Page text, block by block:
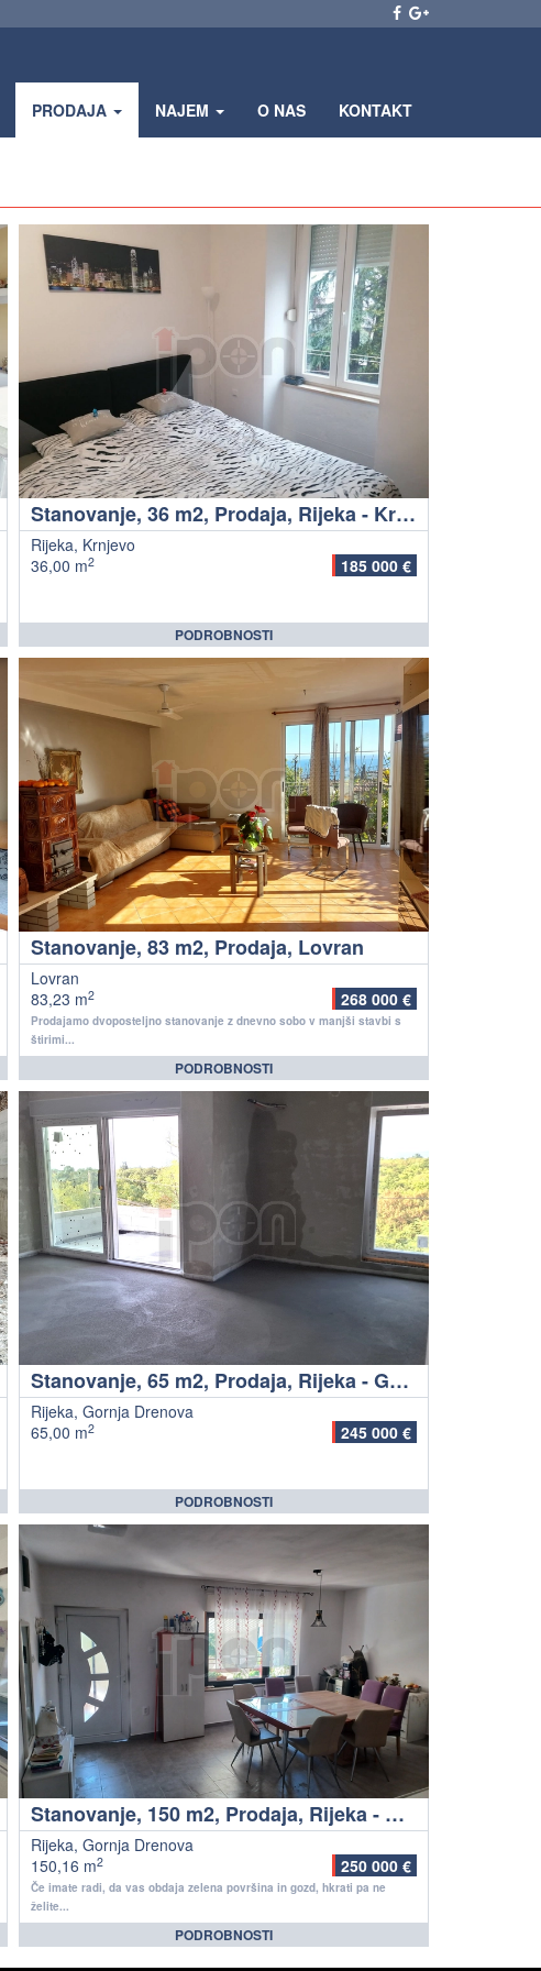
PRODAJA NAJEM O NAS KONTAKT
Stanovanje, 36 m2, Prodaja, Rijeka - Krnjevo
Rijeka, Krnjevo
36,00 m2 185 000 €
PODROBNOSTI
Stanovanje, 83 m2, Prodaja, Lovran
Lovran
83,23 m2 268 000 €
Prodajamo dvoposteljno stanovanje z dnevno sobo v manjši stavbi s
štirimi...
PODROBNOSTI
Stanovanje, 65 m2, Prodaja, Rijeka - Gornja Drenova
Rijeka, Gornja Drenova
65,00 m2 245 000 €
PODROBNOSTI
Stanovanje, 150 m2, Prodaja, Rijeka - Gornja Drenova
Rijeka, Gornja Drenova
150,16 m2 250 000 €
Če imate radi, da vas obdaja zelena površina in gozd, hkrati pa ne
želite...
PODROBNOSTI